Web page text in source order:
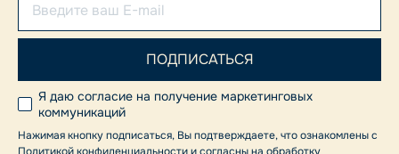
Я даю согласие на получение маркетинговых
коммуникаций
Нажимая кнопку подписаться, Вы подтверждаете, что ознакомлены с